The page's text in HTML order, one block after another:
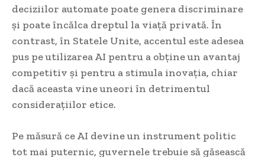
deciziilor automate poate genera discriminare
și poate încălca dreptul la viață privată. În
contrast, în Statele Unite, accentul este adesea
pus pe utilizarea AI pentru a obține un avantaj
competitiv și pentru a stimula inovația, chiar
dacă aceasta vine uneori în detrimentul
considerațiilor etice.
Pe măsură ce AI devine un instrument politic
tot mai puternic, guvernele trebuie să găsească